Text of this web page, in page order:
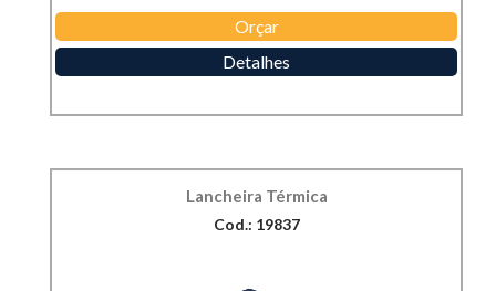
Orçar
Detalhes
Lancheira Térmica
Cod.: 19837